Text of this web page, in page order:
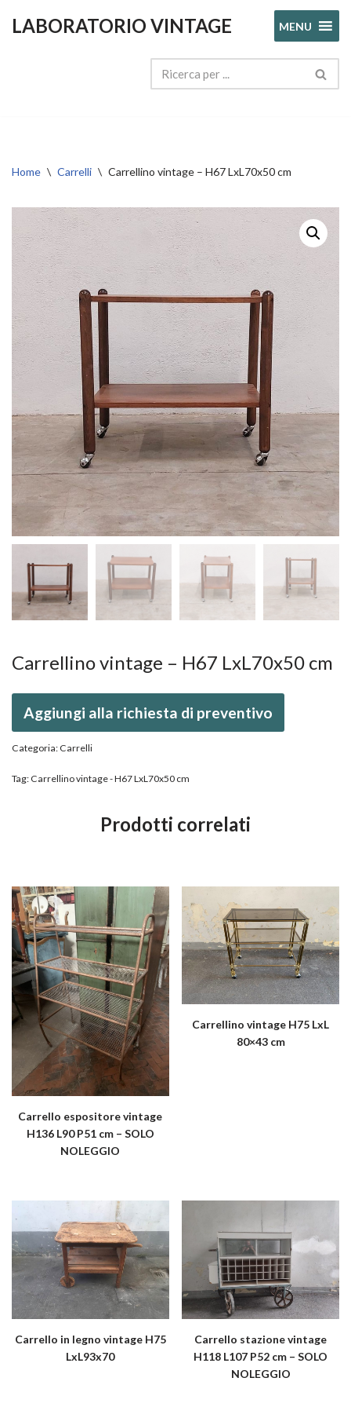
LABORATORIO VINTAGE MENU
Home \ Carrelli \ Carrellino vintage – H67 LxL70x50 cm
Carrellino vintage – H67 LxL70x50 cm
Aggiungi alla richiesta di preventivo
Categoria: Carrelli
Tag: Carrellino vintage - H67 LxL70x50 cm
Prodotti correlati
Carrello espositore vintage
H136 L90 P51 cm – SOLO
NOLEGGIO
Carrellino vintage H75 LxL
80×43 cm
Carrello in legno vintage H75
LxL93x70
Carrello stazione vintage
H118 L107 P52 cm – SOLO
NOLEGGIO